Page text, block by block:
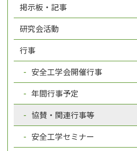
掲示板・記事
研究会活動
行事
安全工学会開催行事
年間行事予定
協賛・関連行事等
安全工学セミナー